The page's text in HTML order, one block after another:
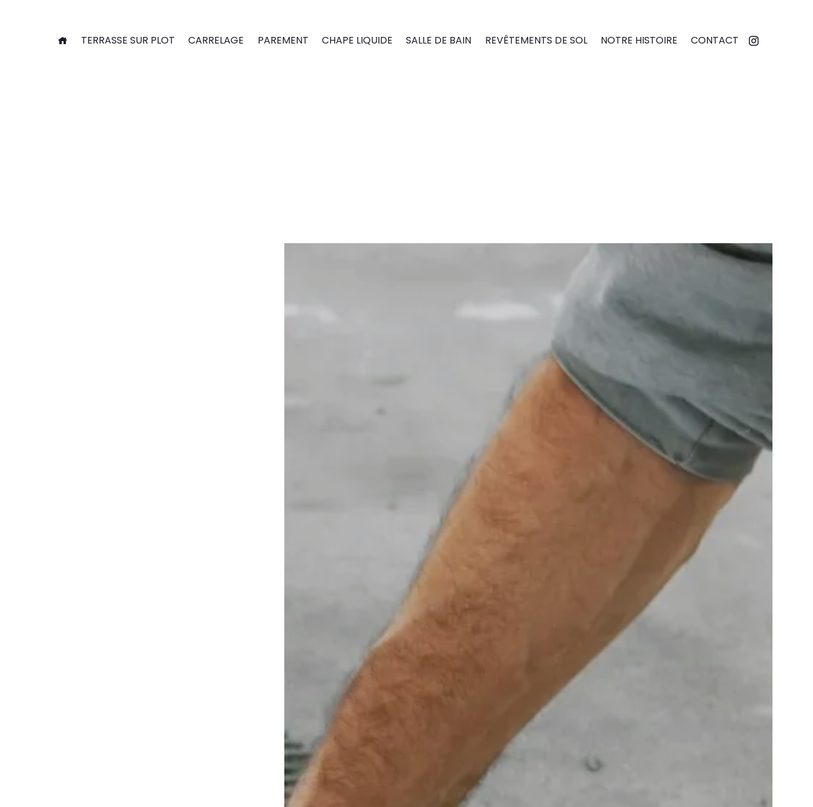
TERRASSE SUR PLOT CARRELAGE PAREMENT CHAPE LIQUIDE SALLE DE BAIN REVÊTEMENTS DE SOL NOTRE HISTOIRE CONTACT